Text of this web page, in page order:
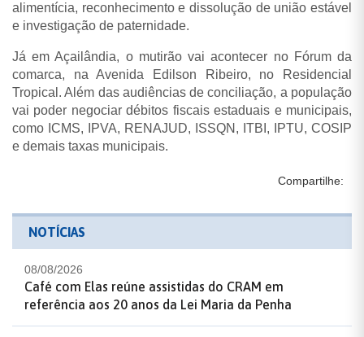
alimentícia, reconhecimento e dissolução de união estável
e investigação de paternidade.
Já em Açailândia, o mutirão vai acontecer no Fórum da
comarca, na Avenida Edilson Ribeiro, no Residencial
Tropical. Além das audiências de conciliação, a população
vai poder negociar débitos fiscais estaduais e municipais,
como ICMS, IPVA, RENAJUD, ISSQN, ITBI, IPTU, COSIP
e demais taxas municipais.
Compartilhe:
NOTÍCIAS
08/08/2026
Café com Elas reúne assistidas do CRAM em
referência aos 20 anos da Lei Maria da Penha